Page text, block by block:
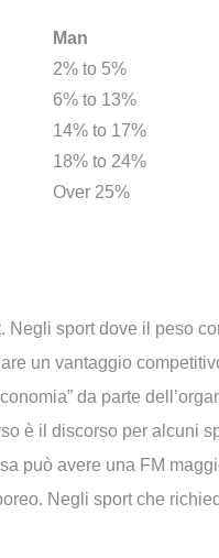
Man
2% to 5%
6% to 13%
14% to 17%
18% to 24%
Over 25%
Negli sport dove il peso
un vantaggio
da parte
è il discorso per alcuni
può avere una FM
Negli sport che